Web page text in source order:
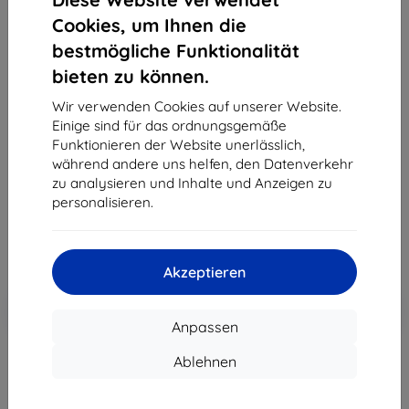
Cookies, um Ihnen die
bestmögliche Funktionalität
bieten zu können.
Wir verwenden Cookies auf unserer Website.
Einige sind für das ordnungsgemäße
Funktionieren der Website unerlässlich,
während andere uns helfen, den Datenverkehr
zu analysieren und Inhalte und Anzeigen zu
personalisieren.
Akzeptieren
Anpassen
Ablehnen
3MK Silver Protect+ Oppo A54 5G nass
montierbare antimikrobielle Folie
Geeignet für: Oppo A54
Produktbeschreibung
12,90 €
11,61 €
ohne MWSt
Rabatt mit Gutschein
In den